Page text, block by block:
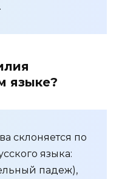
языке?
склоняется по
языка:
падеж),